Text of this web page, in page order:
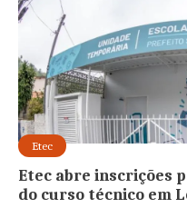
Etec
Etec abre inscrições
do curso técnico em